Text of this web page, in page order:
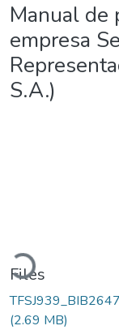
Manual de
empresa
S.A.)
Loading...
Files
(2.69 MB)